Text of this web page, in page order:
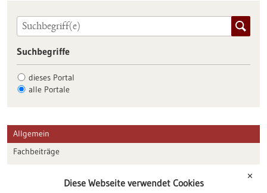
Suchbegriffe
dieses Portal
alle Portale
Allgemein
Fachbeiträge
Veranstaltungen
✕
Diese Webseite verwendet Cookies